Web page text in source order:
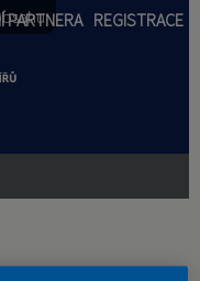
PARTNERA REGISTRACE